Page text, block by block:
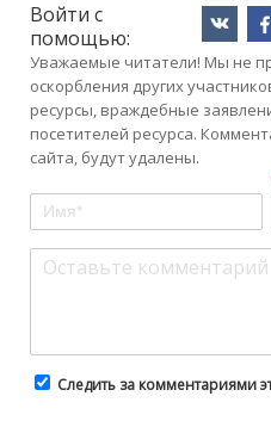
Войти с
помощью:
Уважаемые читатели! Мы не
оскорбления других
ресурсы, враждебные
посетителей ресурса.
сайта, будут удалены.
Следить за комментариями